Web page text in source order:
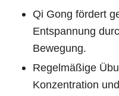
Qi Gong fördert
Entspannung
Bewegung.
Regelmäßige
Konzentration